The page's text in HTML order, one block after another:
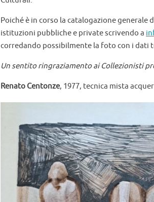
Poiché è in corso la catalogazione
istituzioni pubbliche e private scrivendo a
corredando possibilmente la foto con i dati
Un sentito ringraziamento ai Collezionisti
Renato Centonze, 1977, tecnica mista